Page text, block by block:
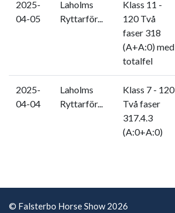
2025-
04-05
Laholms
Ryttarför...
Klass 11 -
120 Två
faser 318
(A+A:0) med
totalfel
2025-
04-04
Laholms
Ryttarför...
Klass 7 - 120
Två faser
317.4.3
(A:0+A:0)
© Falsterbo Horse Show 2026